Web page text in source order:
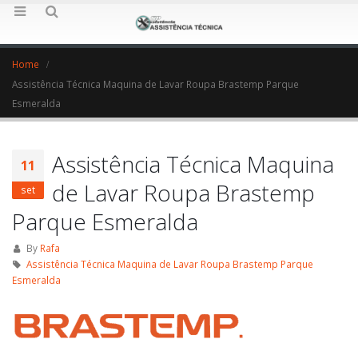
Home
Assistência Técnica Maquina de Lavar Roupa Brastemp Parque
Esmeralda
11
set
Assistência Técnica Maquina
de Lavar Roupa Brastemp
Parque Esmeralda
By Rafa
Assistência Técnica Maquina de Lavar Roupa Brastemp Parque
Esmeralda